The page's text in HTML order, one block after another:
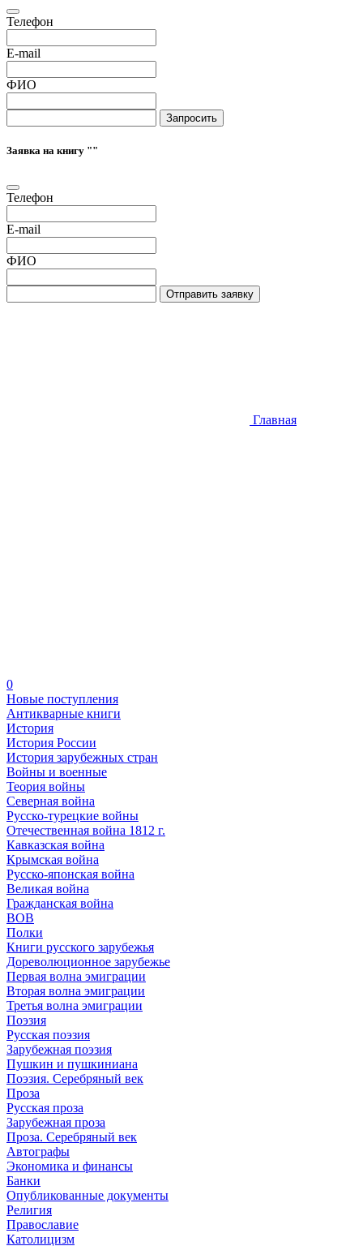
Телефон
E-mail
ФИО
Запросить
Заявка на книгу ""
Телефон
E-mail
ФИО
Отправить заявку
Главная
0
Новые поступления
Антикварные книги
История
История России
История зарубежных стран
Войны и военные
Теория войны
Северная война
Русско-турецкие войны
Отечественная война 1812 г.
Кавказская война
Крымская война
Русско-японская война
Великая война
Гражданская война
ВОВ
Полки
Книги русского зарубежья
Дореволюционное зарубежье
Первая волна эмиграции
Вторая волна эмиграции
Третья волна эмиграции
Поэзия
Русская поэзия
Зарубежная поэзия
Пушкин и пушкиниана
Поэзия. Серебряный век
Проза
Русская проза
Зарубежная проза
Проза. Серебряный век
Автографы
Экономика и финансы
Банки
Опубликованные документы
Религия
Православие
Католицизм